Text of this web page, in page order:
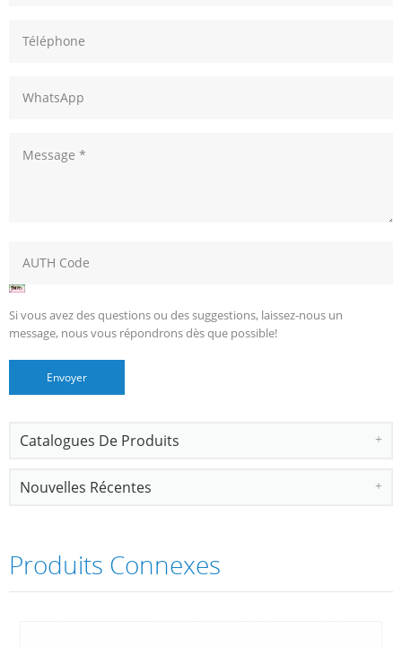
Si vous avez des questions ou des suggestions, laissez-nous un
message, nous vous répondrons dès que possible!
Catalogues De Produits
Nouvelles Récentes
Produits Connexes